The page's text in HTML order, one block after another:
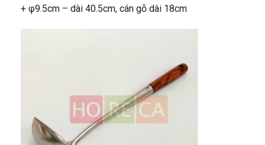
+ φ9.5cm – dài 40.5cm, cán gỗ dài 18cm